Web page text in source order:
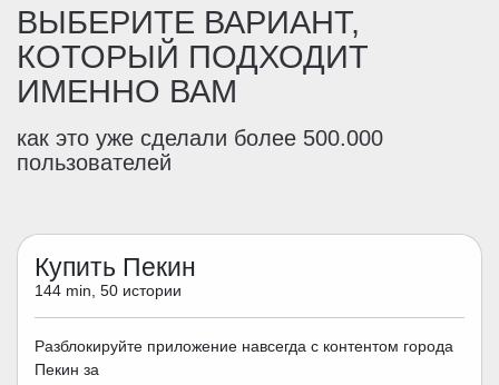
ВЫБЕРИТЕ ВАРИАНТ,
КОТОРЫЙ ПОДХОДИТ
ИМЕННО ВАМ
как это уже сделали более 500.000
пользователей
Купить Пекин
144 min, 50 истории
Разблокируйте приложение навсегда с контентом города
Пекин за